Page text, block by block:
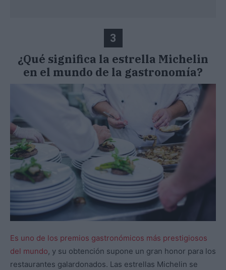
3
¿Qué significa la estrella Michelin
en el mundo de la gastronomía?
Es uno de los premios gastronómicos más prestigiosos
del mundo, y su obtención supone un gran honor para los
restaurantes galardonados. Las estrellas Michelin se